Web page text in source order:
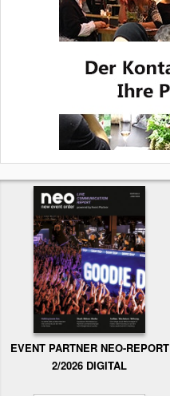
EVENT PARTNER NEO-REPORT
2/2026 DIGITAL